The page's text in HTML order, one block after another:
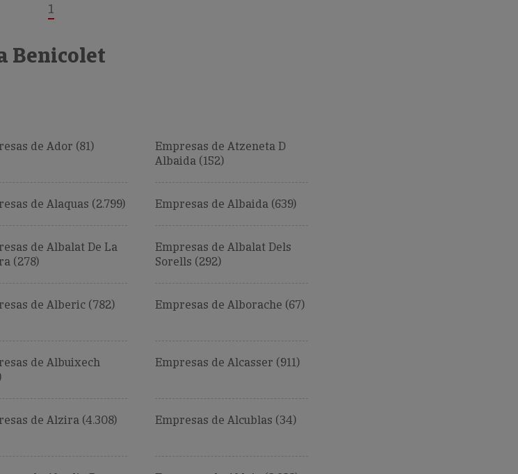
1
Benicolet
de Ador (81)
Empresas de Atzeneta D
Albaida (152)
de Alaquas (2.799) Empresas de Albaida (639)
de Albalat De La
(278)
Empresas de Albalat Dels
Sorells (292)
de Alberic (782) Empresas de Alborache (67)
de Albuixech
Empresas de Alcasser (911)
de Alzira (4.308) Empresas de Alcublas (34)